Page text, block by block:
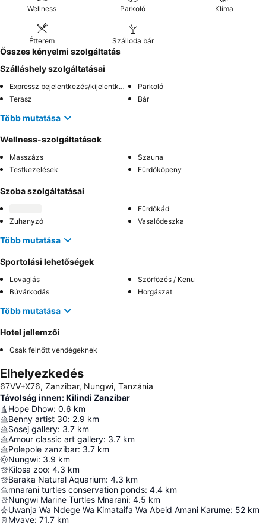
Wellness Parkoló Klíma
Étterem Szálloda bár
Összes kényelmi szolgáltatás
Szálláshely szolgáltatásai
Expressz bejelentkezés/kijelentkezés
Parkoló
Terasz
Bár
Több mutatása
Wellness-szolgáltatások
Masszázs
Szauna
Testkezelések
Fürdőköpeny
Szoba szolgáltatásai
Fürdőkád
Zuhanyzó
Vasalódeszka
Több mutatása
Sportolási lehetőségek
Lovaglás
Szörfözés / Kenu
Búvárkodás
Horgászat
Több mutatása
Hotel jellemzői
Csak felnőtt vendégeknek
Elhelyezkedés
67VV+X76, Zanzibar, Nungwi, Tanzánia
Távolság innen: Kilindi Zanzibar
Hope Dhow: 0.6 km
Benny artist 30: 2.9 km
Sosej gallery: 3.7 km
Amour classic art gallery: 3.7 km
Polepole zanzibar: 3.7 km
Nungwi: 3.9 km
Kilosa zoo: 4.3 km
Baraka Natural Aquarium: 4.3 km
mnarani turtles conservation ponds: 4.4 km
Nungwi Marine Turtles Mnarani: 4.5 km
Uwanja Wa Ndege Wa Kimataifa Wa Abeid Amani Karume: 52 km
Mvave: 71.7 km